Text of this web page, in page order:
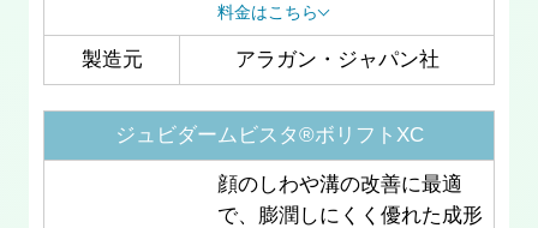
料金はこちら
製造元 アラガン・ジャパン社
ジュビダームビスタ®ボリフトXC
顔のしわや溝の改善に最適
で、膨潤しにくく優れた成形